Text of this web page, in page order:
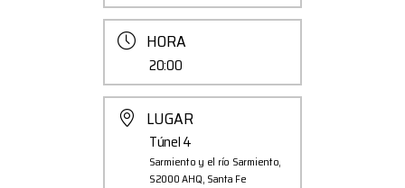
HORA
20:00
LUGAR
Túnel 4
Sarmiento y el río Sarmiento,
S2000 AHQ, Santa Fe